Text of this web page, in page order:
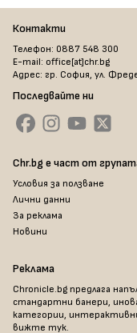
Контакти
Телефон: 0887 548 300
E-mail: office[at]chr.bg
Адрес: гр. София, ул.
Последвайте ни
Chr.bg е част от
Условия за ползване
Лични данни
За реклама
Новини
Реклама
Chronicle.bg предлага
стандартни банери,
категории,
вижте тук.